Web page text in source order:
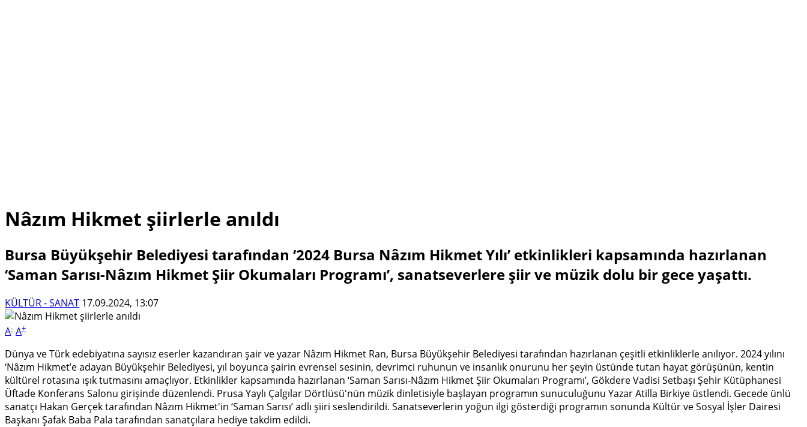
Nâzım Hikmet şiirlerle anıldı
Bursa Büyükşehir Belediyesi tarafından ‘2024 Bursa Nâzım Hikmet Yılı’ etkinlikleri kapsamında hazırlanan
‘Saman Sarısı-Nâzım Hikmet Şiir Okumaları Programı’, sanatseverlere şiir ve müzik dolu bir gece yaşattı.
KÜLTÜR - SANAT 17.09.2024, 13:07
A- A+
Dünya ve Türk edebiyatına sayısız eserler kazandıran şair ve yazar Nâzım Hikmet Ran, Bursa Büyükşehir Belediyesi tarafından hazırlanan çeşitli etkinliklerle anılıyor. 2024 yılını
‘Nâzım Hikmet’e adayan Büyükşehir Belediyesi, yıl boyunca şairin evrensel sesinin, devrimci ruhunun ve insanlık onurunu her şeyin üstünde tutan hayat görüşünün, kentin
kültürel rotasına ışık tutmasını amaçlıyor. Etkinlikler kapsamında hazırlanan ‘Saman Sarısı-Nâzım Hikmet Şiir Okumaları Programı’, Gökdere Vadisi Setbaşı Şehir Kütüphanesi
Üftade Konferans Salonu girişinde düzenlendi. Prusa Yaylı Çalgılar Dörtlüsü'nün müzik dinletisiyle başlayan programın sunuculuğunu Yazar Atilla Birkiye üstlendi. Gecede ünlü
sanatçı Hakan Gerçek tarafından Nâzım Hikmet'in ‘Saman Sarısı’ adlı şiiri seslendirildi. Sanatseverlerin yoğun ilgi gösterdiği programın sonunda Kültür ve Sosyal İşler Dairesi
Başkanı Şafak Baba Pala tarafından sanatçılara hediye takdim edildi.